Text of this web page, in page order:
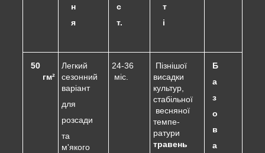
н
я
с
т.
т
і
50
гм²
Легкий
сезонний
варіант
для
розсади
та
м'якого
24-36
міс.
Пізнішої
висадки
культур,
стабільної
весняної
темпе-
ратури
травень
Б
а
з
о
в
а